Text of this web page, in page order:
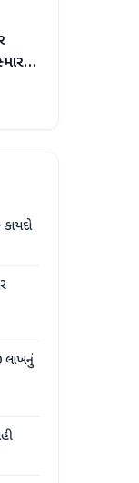
લાખનું